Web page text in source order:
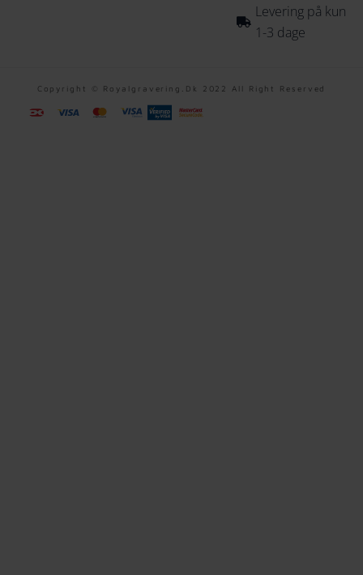
Levering på kun
1-3 dage
Copyright © Royalgravering.dk 2022 All Right Reserved